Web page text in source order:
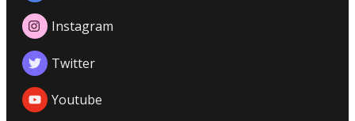
Instagram
Twitter
Youtube